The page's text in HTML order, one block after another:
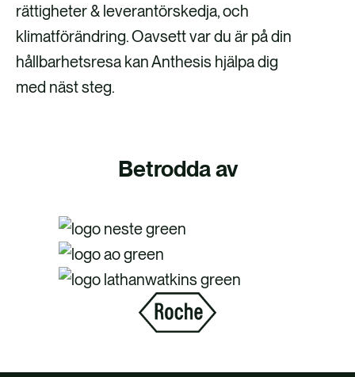
rättigheter & leverantörskedja, och
klimatförändring. Oavsett var du är på din
hållbarhetsresa kan Anthesis hjälpa dig
med näst steg.
Betrodda av